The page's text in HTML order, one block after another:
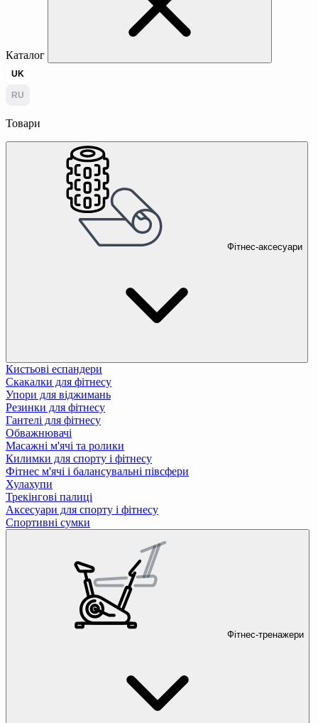
Каталог
UK
RU
Товари
Фітнес-аксесуари
Кистьові еспандери
Скакалки для фітнесу
Упори для віджимань
Резинки для фітнесу
Гантелі для фітнесу
Обважнювачі
Масажні м'ячі та ролики
Килимки для спорту і фітнесу
Фітнес м'ячі і балансувальні півсфери
Хулахупи
Трекінгові палиці
Аксесуари для спорту і фітнесу
Спортивні сумки
Фітнес-тренажери